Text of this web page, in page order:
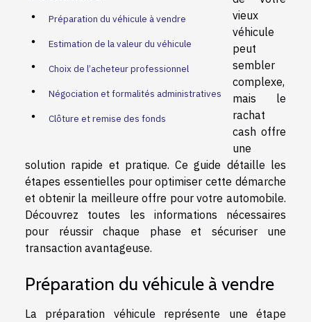
Préparation du véhicule à vendre
Estimation de la valeur du véhicule
Choix de l’acheteur professionnel
Négociation et formalités administratives
Clôture et remise des fonds
vieux
véhicule
peut
sembler
complexe,
mais le
rachat
cash offre
une
solution rapide et pratique. Ce guide détaille les
étapes essentielles pour optimiser cette démarche
et obtenir la meilleure offre pour votre automobile.
Découvrez toutes les informations nécessaires
pour réussir chaque phase et sécuriser une
transaction avantageuse.
Préparation du véhicule à vendre
La préparation véhicule représente une étape